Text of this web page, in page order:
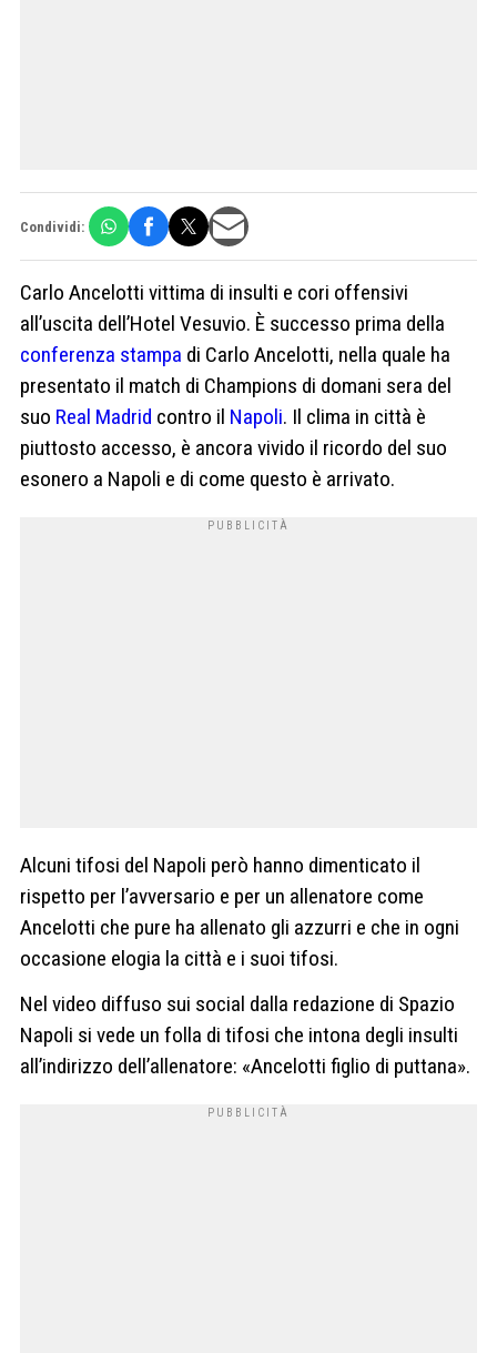
Condividi:
Carlo Ancelotti vittima di insulti e cori offensivi
all’uscita dell’Hotel Vesuvio. È successo prima della
conferenza stampa di Carlo Ancelotti, nella quale ha
presentato il match di Champions di domani sera del
suo Real Madrid contro il Napoli. Il clima in città è
piuttosto accesso, è ancora vivido il ricordo del suo
esonero a Napoli e di come questo è arrivato.
Alcuni tifosi del Napoli però hanno dimenticato il
rispetto per l’avversario e per un allenatore come
Ancelotti che pure ha allenato gli azzurri e che in ogni
occasione elogia la città e i suoi tifosi.
Nel video diffuso sui social dalla redazione di Spazio
Napoli si vede un folla di tifosi che intona degli insulti
all’indirizzo dell’allenatore: «Ancelotti figlio di puttana».